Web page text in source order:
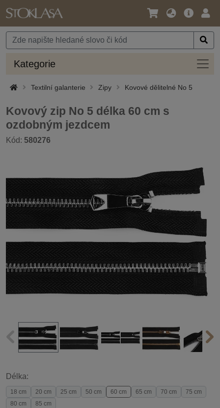
Jazyk
Měna
Hlavní
Kategorie
Textilní galanterie Zipy Kovové dělitelné No 5
Kovový zip No 5 délka 60 cm s
ozdobným jezdcem
Kód: 580276
Délka:
18 cm 20 cm 25 cm 50 cm 60 cm 65 cm 70 cm
75 cm
80 cm
85 cm